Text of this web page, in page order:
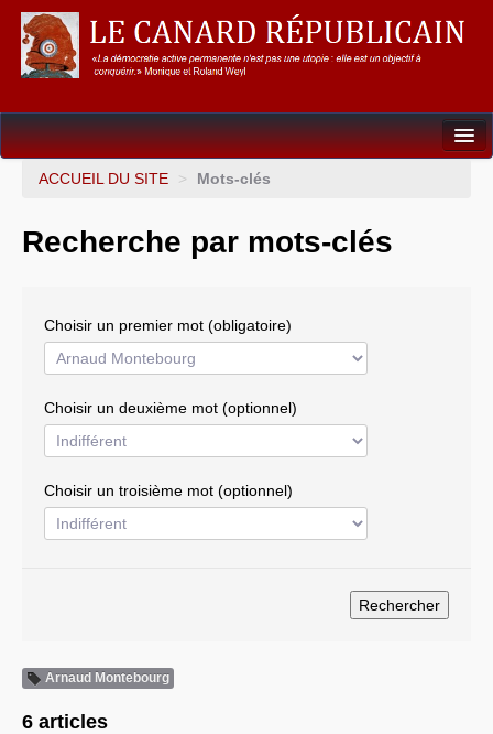
Dossiers
Gouvernance mondiale & mondialisation
Résistances
Systèmes & société sous contrôle
ACCUEIL DU SITE > Mots-clés
Recherche par mots-clés
Choisir un premier mot (obligatoire)
Choisir un deuxième mot (optionnel)
Choisir un troisième mot (optionnel)
Arnaud Montebourg
6 articles